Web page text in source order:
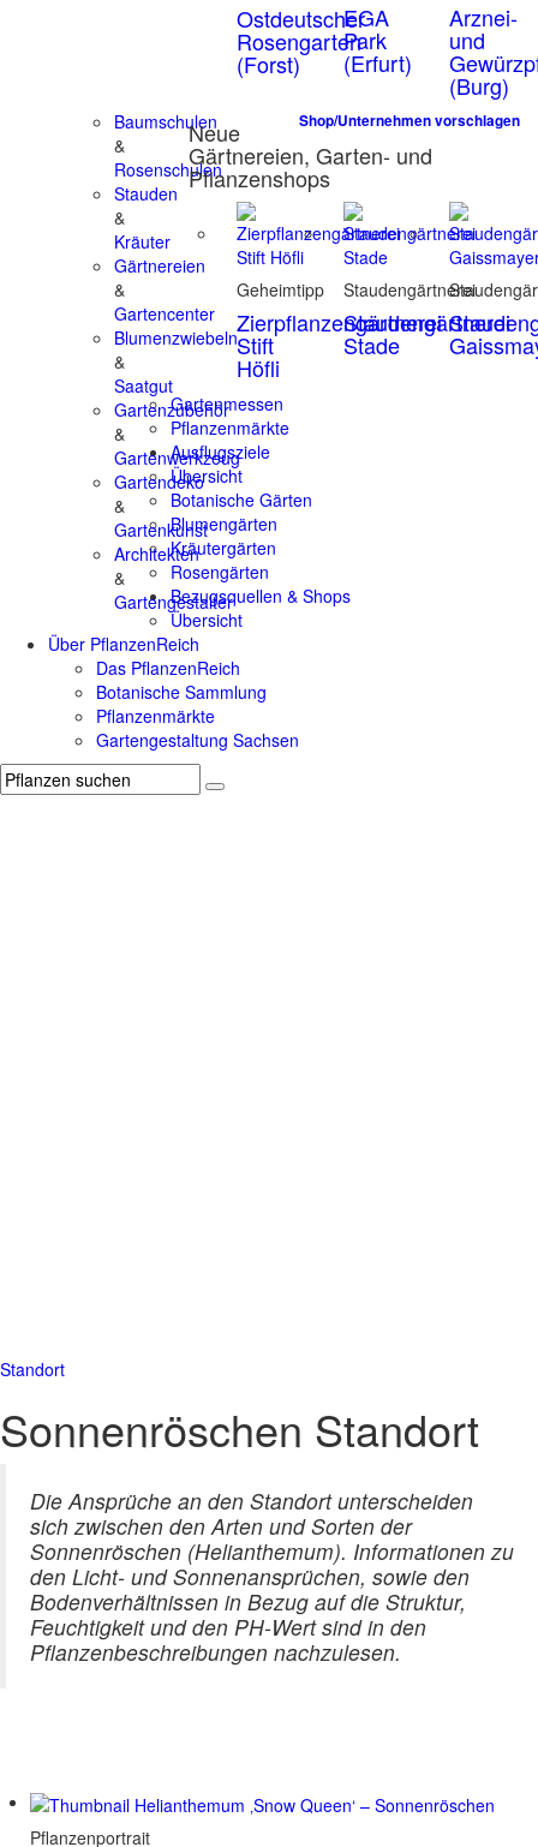
Ostdeutscher
Rosengarten
(Forst)
EGA
Park
(Erfurt)
Arznei-
und
(Burg)
Baumschulen
&
Rosenschulen
Stauden
&
Kräuter
Gärtnereien
&
Gartencenter
Blumenzwiebeln
&
Saatgut
Gartenzubehör
&
Gartenwerkzeug
Gartendeko
&
Gartenkunst
Architekten
&
Gartengestalter
Shop/Unternehmen vorschlagen
Neue
Gärtnereien, Garten- und
Pflanzenshops
Geheimtipp
Zierpflanzengärtnerei
Stift
Höfli
Staudengärtnerei
Staudengärtnerei
Stade
Gartenmessen
Pflanzenmärkte
Ausflugsziele
Übersicht
Botanische Gärten
Blumengärten
Kräutergärten
Rosengärten
Bezugsquellen & Shops
Übersicht
Über PflanzenReich
Das PflanzenReich
Botanische Sammlung
Pflanzenmärkte
Gartengestaltung Sachsen
Standort
Sonnenröschen Standort
Die Ansprüche an den Standort unterscheiden
sich zwischen den Arten und Sorten der
Sonnenröschen (Helianthemum). Informationen zu
den Licht- und Sonnenansprüchen, sowie den
Bodenverhältnissen in Bezug auf die Struktur,
Feuchtigkeit und den PH-Wert sind in den
Pflanzenbeschreibungen nachzulesen.
Pflanzenportrait